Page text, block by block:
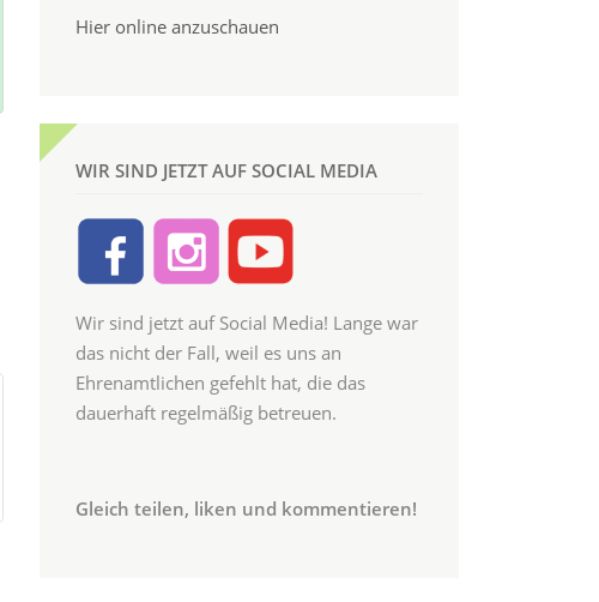
Hier online anzuschauen
WIR SIND JETZT AUF SOCIAL MEDIA
Wir sind jetzt auf Social Media! Lange war
das nicht der Fall, weil es uns an
Ehrenamtlichen gefehlt hat, die das
dauerhaft regelmäßig betreuen.
Gleich teilen, liken und kommentieren!